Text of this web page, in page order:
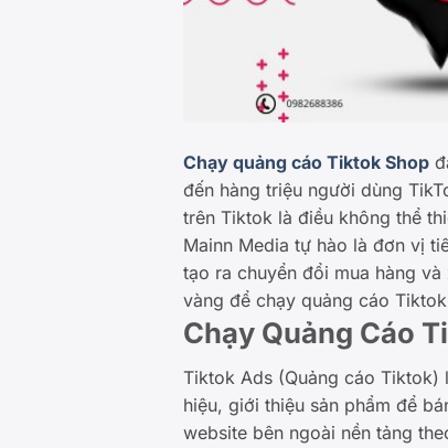
Chạy quảng cáo Tiktok Shop
đến hàng triệu người dùng
trên Tiktok là điều không thể
Mainn Media tự hào là đơn vị
tạo ra chuyển đổi mua hàng
vàng để chạy quảng cáo
Chạy Quảng Cáo
Tiktok Ads (Quảng cáo Tiktok)
hiệu, giới thiệu sản phẩm để
website bên ngoài nền tảng